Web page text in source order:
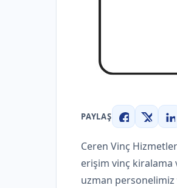
PAYLAŞ
Facebook
X
Ceren Vinç
erişim vinç kiralama
uzman personelimiz